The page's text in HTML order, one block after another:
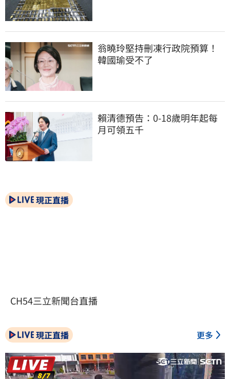
翁曉玲堅持刪凍行政院預算！
韓國瑜受不了
賴清德預告：0-18歲明年起每
月可領五千
現正直播
CH54三立新聞台直播
現正直播 更多